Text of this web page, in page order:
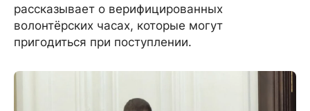
рассказывает о верифицированных
волонтёрских часах, которые могут
пригодиться при поступлении.